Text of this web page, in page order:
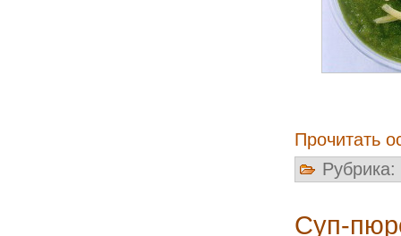
Прочитать
Рубрика:
Суп-